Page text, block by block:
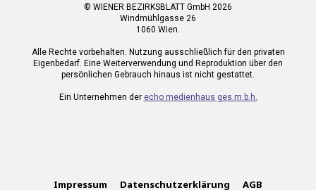
© WIENER BEZIRKSBLATT GmbH 2026
Windmühlgasse 26
1060 Wien.
Alle Rechte vorbehalten. Nutzung ausschließlich für den privaten
Eigenbedarf. Eine Weiterverwendung und Reproduktion über den
persönlichen Gebrauch hinaus ist nicht gestattet.
Ein Unternehmen der echo medienhaus ges.m.b.h.
Impressum Datenschutzerklärung AGB